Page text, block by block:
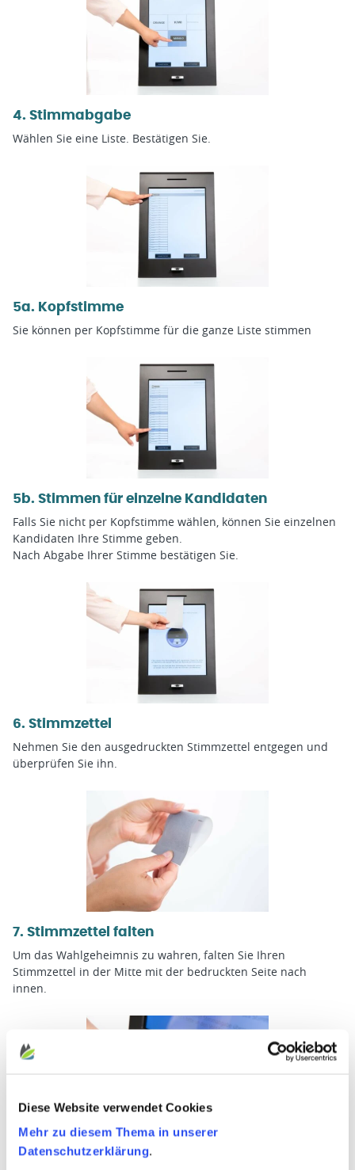
Diese Website verwendet Cookies
Mehr zu diesem Thema in unserer
Datenschutzerklärung.
4. Stimmabgabe
Wählen Sie eine Liste. Bestätigen Sie.
5a. Kopfstimme
Sie können per Kopfstimme für die ganze Liste stimmen
5b. Stimmen für einzelne Kandidaten
Falls Sie nicht per Kopfstimme wählen, können Sie einzelnen
Kandidaten Ihre Stimme geben.
Nach Abgabe Ihrer Stimme bestätigen Sie.
6. Stimmzettel
Nehmen Sie den ausgedruckten Stimmzettel entgegen und
überprüfen Sie ihn.
7. Stimmzettel falten
Um das Wahlgeheimnis zu wahren, falten Sie Ihren
Stimmzettel in der Mitte mit der bedruckten Seite nach
innen.
8. Chipkarte entfernen